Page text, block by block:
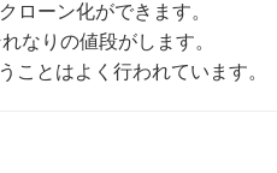
ローン化ができます。
なりの値段がします。
ことはよく行われています。